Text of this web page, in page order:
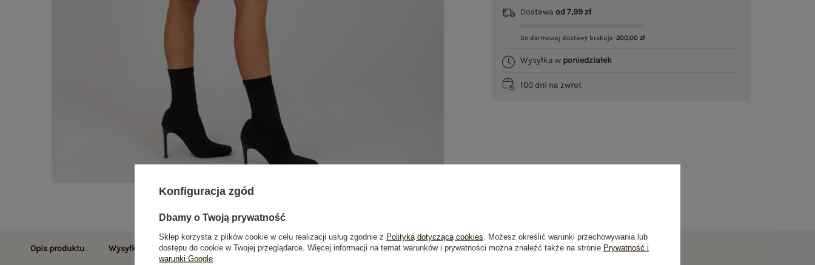
Dostawaod 7,99 zł
Do darmowej dostawy brakuje 200,00 zł
Wysyłka w poniedziałek
100 dni na zwrot
Opis produktu Wysyłka i dostawa Zwroty i reklamacje Opinie o produkcie(0)
Konfiguracja zgód
Dbamy o Twoją prywatność
Sklep korzysta z plików cookie w celu realizacji usług zgodnie z Polityką dotyczącą cookies . Możesz określić warunki przechowywania lub
dostępu do cookie w Twojej przeglądarce. Więcej informacji na temat warunków i prywatności można znaleźć także na stronie Prywatność i
warunki Google